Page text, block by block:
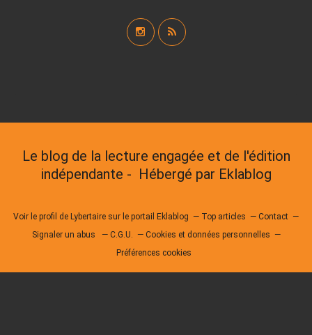
Le blog de la lecture engagée et de l'édition
indépendante - Hébergé par Eklablog
Voir le profil de Lybertaire sur le portail Eklablog Top articles
Contact
Signaler un abus
C.G.U.
Cookies et données personnelles
Préférences cookies